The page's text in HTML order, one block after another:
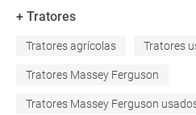
+ Tratores
Tratores agrícolas Tratores
Tratores Massey Ferguson
Tratores Massey Ferguson